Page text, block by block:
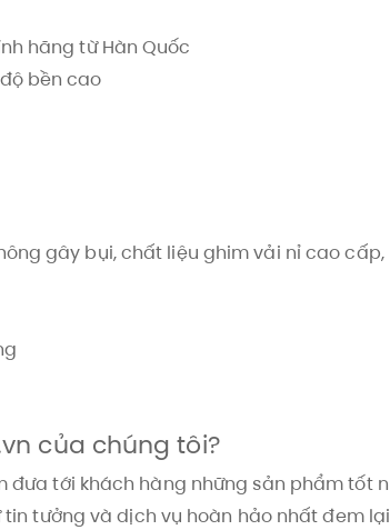
hãng từ Hàn Quốc
bền cao
gây bụi, chất liệu ghim vải nỉ cao
của chúng tôi?
đưa tới khách hàng những sản phẩm tốt
tưởng và dịch vụ hoàn hảo nhất đem